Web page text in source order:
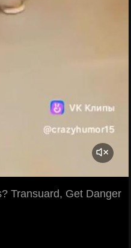
Transuard, Get Danger